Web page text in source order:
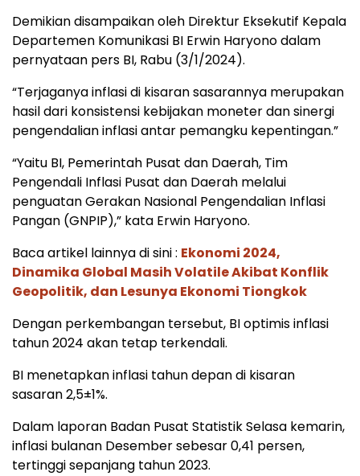
Demikian disampaikan oleh Direktur Eksekutif Kepala
Departemen Komunikasi BI Erwin Haryono dalam
pernyataan pers BI, Rabu (3/1/2024).
“Terjaganya inflasi di kisaran sasarannya merupakan
hasil dari konsistensi kebijakan moneter dan sinergi
pengendalian inflasi antar pemangku kepentingan.”
“Yaitu BI, Pemerintah Pusat dan Daerah, Tim
Pengendali Inflasi Pusat dan Daerah melalui
penguatan Gerakan Nasional Pengendalian Inflasi
Pangan (GNPIP),” kata Erwin Haryono.
Baca artikel lainnya di sini : Ekonomi 2024,
Dinamika Global Masih Volatile Akibat Konflik
Geopolitik, dan Lesunya Ekonomi Tiongkok
Dengan perkembangan tersebut, BI optimis inflasi
tahun 2024 akan tetap terkendali.
BI menetapkan inflasi tahun depan di kisaran
sasaran 2,5±1%.
Dalam laporan Badan Pusat Statistik Selasa kemarin,
inflasi bulanan Desember sebesar 0,41 persen,
tertinggi sepanjang tahun 2023.